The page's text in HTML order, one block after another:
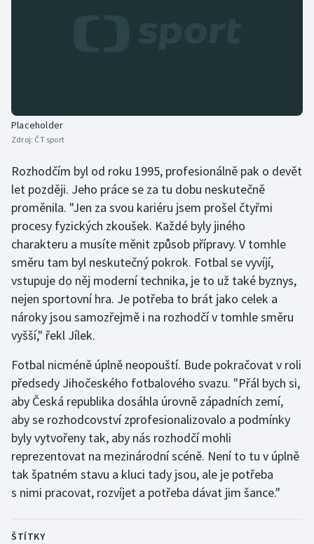
Placeholder
Zdroj: ČT sport
Rozhodčím byl od roku 1995, profesionálně pak o devět
let později. Jeho práce se za tu dobu neskutečně
proměnila. "Jen za svou kariéru jsem prošel čtyřmi
procesy fyzických zkoušek. Každé byly jiného
charakteru a musíte měnit způsob přípravy. V tomhle
směru tam byl neskutečný pokrok. Fotbal se vyvíjí,
vstupuje do něj moderní technika, je to už také byznys,
nejen sportovní hra. Je potřeba to brát jako celek a
nároky jsou samozřejmě i na rozhodčí v tomhle směru
vyšší," řekl Jílek.
Fotbal nicméně úplně neopouští. Bude pokračovat v roli
předsedy Jihočeského fotbalového svazu. "Přál bych si,
aby Česká republika dosáhla úrovně západních zemí,
aby se rozhodcovství zprofesionalizovalo a podmínky
byly vytvořeny tak, aby nás rozhodčí mohli
reprezentovat na mezinárodní scéně. Není to tu v úplně
tak špatném stavu a kluci tady jsou, ale je potřeba
s nimi pracovat, rozvíjet a potřeba dávat jim šance."
ŠTÍTKY